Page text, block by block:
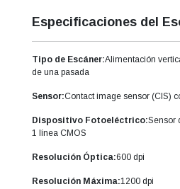
Especificaciones del
Tipo de Escáner:Alimentación
de una pasada
Sensor:Contact image sensor (CIS)
Dispositivo Fotoeléctrico:Sensor
1 línea CMOS
Resolución Óptica:600 dpi
Resolución Máxima:1200 dpi